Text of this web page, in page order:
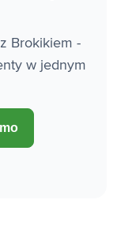
Brokikiem -
w jednym